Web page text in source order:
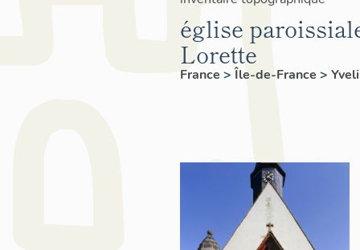
église
Lorette
France > Île-de-France >